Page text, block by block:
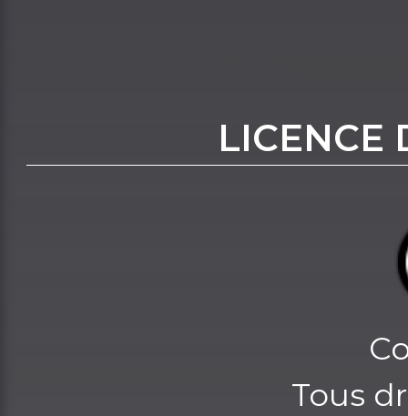
LICENCE
Tous